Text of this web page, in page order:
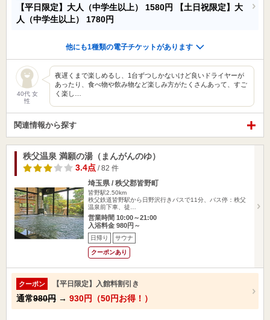
【平日限定】大人（中学生以上） 1580円
【土日祝限定】大
人（中学生以上） 1780円
他にも1種類の電子チケットがあります
40代 女
性
夜遅くまで楽しめるし、1台ずつしかないけど良いドライヤーが
あったり、食べ物や飲み物など楽しみ方がたくさんあって、すご
く楽し…
関連情報から探す
秩父温泉 満願の湯（まんがんのゆ）
3.4点 / 82 件
埼玉県 / 秩父郡皆野町
皆野駅2.50km
秩父鉄道皆野駅から日野沢行きバスで11分、バス停：秩父
温泉前下車、徒…
営業時間 10:00～21:00
入浴料金 980円～
日帰り サウナ
クーポンあり
クーポン 【平日限定】入館料割引き
通常980円 → 930円（50円お得！）